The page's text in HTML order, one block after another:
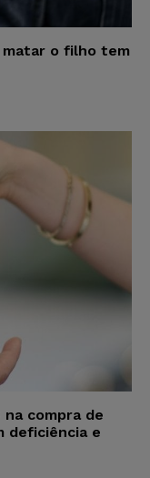
o filho tem
na compra de
deficiência e